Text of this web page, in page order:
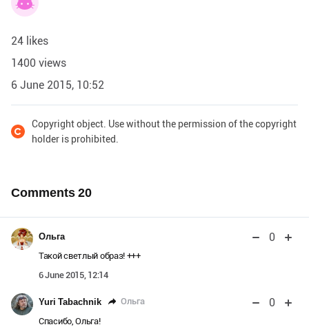
24 likes
1400 views
6 June 2015, 10:52
Copyright object. Use without the permission of the copyright
holder is prohibited.
Comments20
Ольга 0
Такой светлый образ! +++
6 June 2015, 12:14
Yuri Tabachnik Ольга 0
Спасибо, Ольга!